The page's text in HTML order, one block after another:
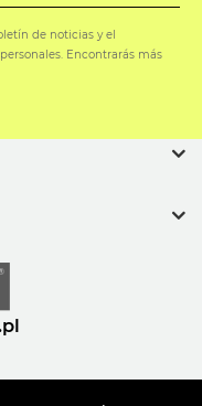
de noticias y el
Encontrarás más